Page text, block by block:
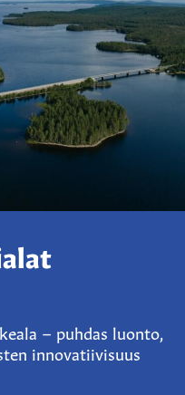
– puhdas luonto,
innovatiivisuus